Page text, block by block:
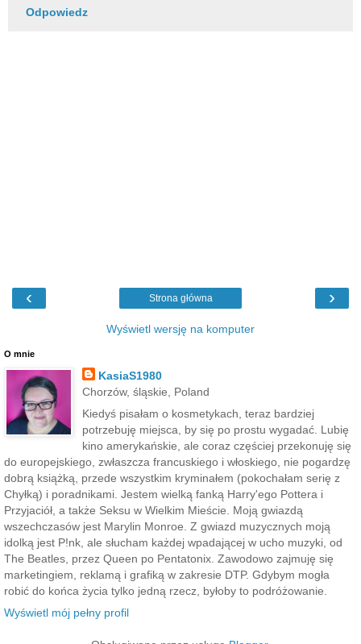
Odpowiedz
‹ ›
Strona główna
Wyświetl wersję na komputer
O mnie
KasiaS1980
Chorzów, śląskie, Poland
Kiedyś pisałam o kosmetykach, teraz bardziej
potrzebuję miejsca, by się po prostu wygadać. Lubię
kino amerykańskie, ale coraz częściej przekonuję się
do europejskiego, zwłaszcza francuskiego i włoskiego, nie pogardzę
dobrą książką, przede wszystkim kryminałem (pokochałam serię z
Chyłką) i poradnikami. Jestem wielką fanką Harry'ego Pottera i
Przyjaciół, a także Seksu w Wielkim Mieście. Moją gwiazdą
wszechczasów jest Marylin Monroe. Z gwiazd muzycznych moją
idolką jest P!nk, ale słucham każdej wpadającej w ucho muzyki, od
The Beatles, przez Queen po Pentatonix. Zawodowo zajmuję się
marketingiem, reklamą i grafiką w zakresie DTP. Gdybym mogła
robić do końca życia tylko jedną rzecz, byłoby to podróżowanie.
Wyświetl mój pełny profil